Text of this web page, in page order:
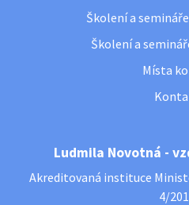
Školení a
Školení a
Místa
Ludmila Novotná -
Akreditovaná instituce
4/